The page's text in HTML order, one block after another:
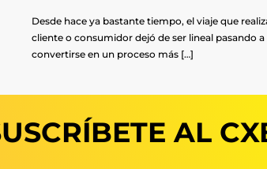
Desde hace ya bastante tiempo, el viaje que
cliente o consumidor dejó de ser lineal pasando a
convertirse en un proceso más […]
AL